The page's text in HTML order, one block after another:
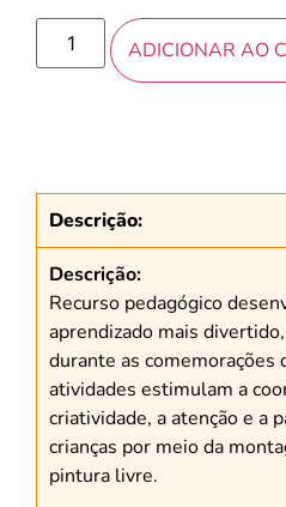
ADICIONAR AO
Descrição:
Descrição:
Recurso pedagógico
aprendizado mais
durante as comemorações
atividades estimulam a
criatividade, a atenção e a
crianças por meio da
pintura livre.